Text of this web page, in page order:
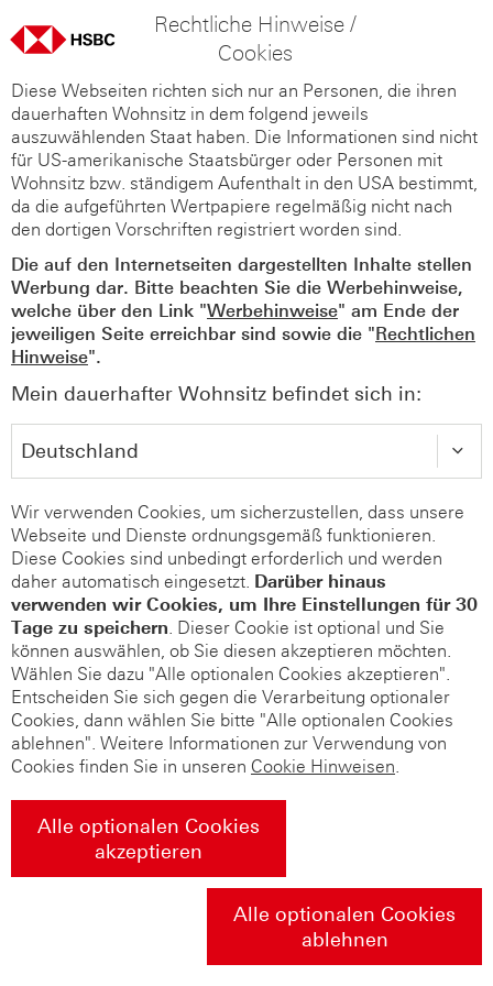
Rechtliche Hinweise /
Cookies
Diese Webseiten richten sich nur an Personen, die ihren
dauerhaften Wohnsitz in dem folgend jeweils
auszuwählenden Staat haben. Die Informationen sind nicht
für US-amerikanische Staatsbürger oder Personen mit
Wohnsitz bzw. ständigem Aufenthalt in den USA bestimmt,
da die aufgeführten Wertpapiere regelmäßig nicht nach
den dortigen Vorschriften registriert worden sind.
Die auf den Internetseiten dargestellten Inhalte stellen
Werbung dar. Bitte beachten Sie die Werbehinweise,
welche über den Link "Werbehinweise" am Ende der
jeweiligen Seite erreichbar sind sowie die "Rechtlichen
Hinweise".
Mein dauerhafter Wohnsitz befindet sich in:
Wir verwenden Cookies, um sicherzustellen, dass unsere
Webseite und Dienste ordnungsgemäß funktionieren.
Diese Cookies sind unbedingt erforderlich und werden
daher automatisch eingesetzt. Darüber hinaus
verwenden wir Cookies, um Ihre Einstellungen für 30
Tage zu speichern. Dieser Cookie ist optional und Sie
können auswählen, ob Sie diesen akzeptieren möchten.
Wählen Sie dazu "Alle optionalen Cookies akzeptieren".
Entscheiden Sie sich gegen die Verarbeitung optionaler
Cookies, dann wählen Sie bitte "Alle optionalen Cookies
ablehnen". Weitere Informationen zur Verwendung von
Cookies finden Sie in unseren Cookie Hinweisen.
Alle optionalen Cookies
akzeptieren
Alle optionalen Cookies
ablehnen